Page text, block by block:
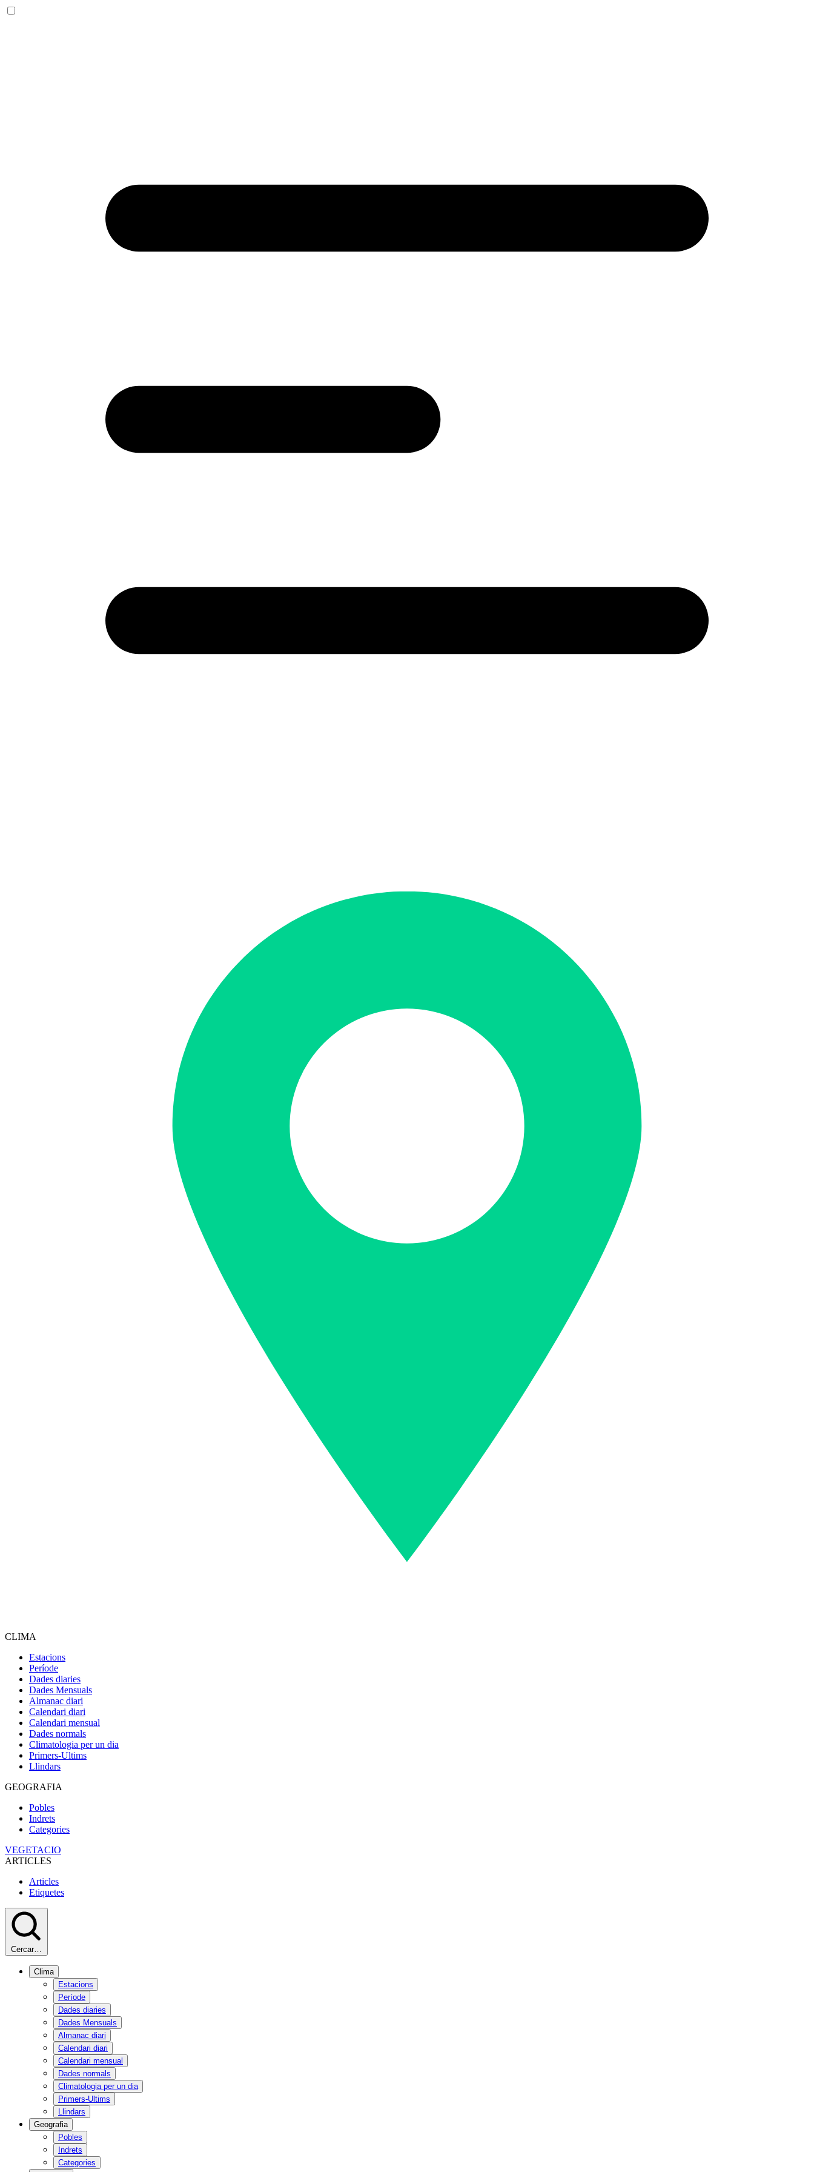
CLIMA
Estacions
Període
Dades diaries
Dades Mensuals
Almanac diari
Calendari diari
Calendari mensual
Dades normals
Climatologia per un dia
Primers-Ultims
Llindars
GEOGRAFIA
Pobles
Indrets
Categories
VEGETACIO
ARTICLES
Articles
Etiquetes
Cercar…
Clima
Estacions
Període
Dades diaries
Dades Mensuals
Almanac diari
Calendari diari
Calendari mensual
Dades normals
Climatologia per un dia
Primers-Ultims
Llindars
Geografia
Pobles
Indrets
Categories